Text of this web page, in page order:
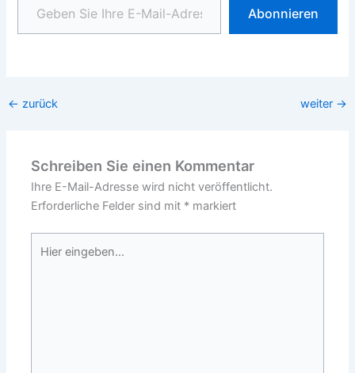
Abonnieren
← zurück weiter →
Schreiben Sie einen Kommentar
Ihre E-Mail-Adresse wird nicht veröffentlicht.
Erforderliche Felder sind mit * markiert
eingeben…